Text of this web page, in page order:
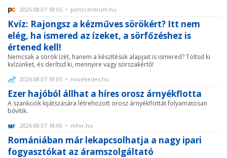
2026.08.07 18:05 • penzcentrum.hu
Kvíz: Rajongsz a kézműves sörökért? Itt nem
elég, ha ismered az ízeket, a sörfőzéshez is
értened kell!
Nemcsak a sörök ízét, hanem a készítésük alapjait is ismered? Töltsd ki
kvízünket, és derítsd ki, mennyire vagy sörszakértő!
2026.08.07 18:05 • novekedes.hu
Ezer hajóból állhat a híres orosz árnyékflotta
A szankciók kijátszására létrehozott orosz árnyékflottát folyamatosan
bővítik.
2026.08.07 18:00 • mfor.hu
Romániában már lekapcsolhatja a nagy ipari
fogyasztókat az áramszolgáltató